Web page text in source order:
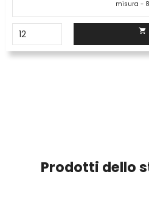

Prodotti dello